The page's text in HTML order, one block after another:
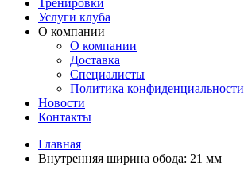
Тренировки
Услуги клуба
О компании
О компании
Доставка
Специалисты
Политика конфиденциальности
Новости
Контакты
Главная
Внутренняя ширина обода: 21 мм